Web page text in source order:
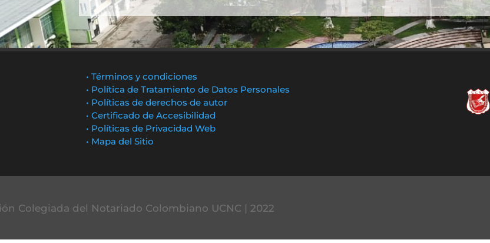
• Términos y condiciones
• Política de Tratamiento de Datos Personales
• Políticas de derechos de autor
• Certificado de Accesibilidad
• Políticas de Privacidad Web
• Mapa del Sitio
Colegiada del Notariado Colombiano UCNC | 2022